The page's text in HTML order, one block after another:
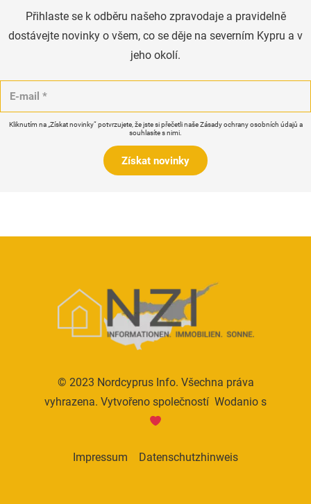
Přihlaste se k odběru našeho zpravodaje a pravidelně
dostávejte novinky o všem, co se děje na severním Kypru a v
jeho okolí.
Kliknutím na „Získat novinky“ potvrzujete, že jste si přečetli naše Zásady ochrany osobních údajů a
souhlasíte s nimi.
© 2023 Nordcyprus Info. Všechna práva
vyhrazena. Vytvořeno společností Wodanio s
Impressum Datenschutzhinweis